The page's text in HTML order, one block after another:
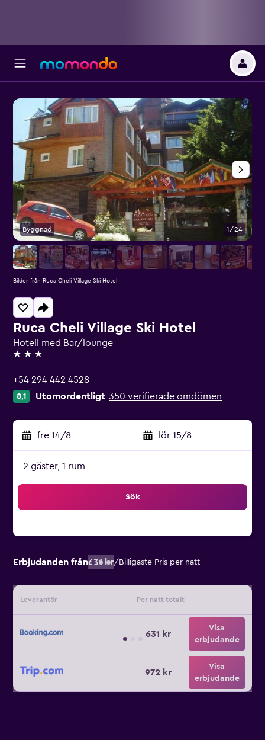
Ruca Cheli Village Ski Hotel
Hotell med Bar/lounge
3 stjärnor
+54 294 442 4528
8,1 Utomordentligt 350 verifierade omdömen
fre 14/8 - lör 15/8
2 gäster, 1 rum
Sök
Erbjudanden från631 kr/ Billigaste Pris per natt
Leverantör Per natt totalt
631 kr
Visa
erbjudande
972 kr
Visa
erbjudande
Byggnad 1/24
Bilder från Ruca Cheli Village Ski Hotel